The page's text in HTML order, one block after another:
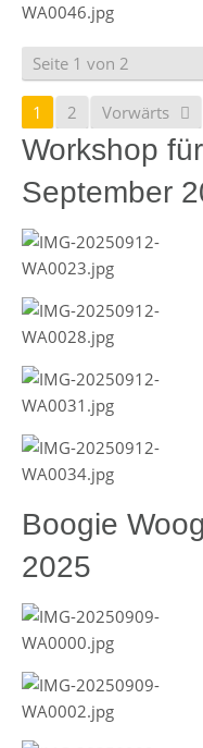
Seite 1 von 2
1 2 Vorwärts
Workshop
September
Boogie
2025